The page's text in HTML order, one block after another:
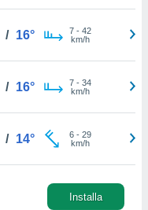
/ 16° 7- 42
km/h
/ 16° 7- 34
km/h
/ 14° 6- 29
km/h
Installa